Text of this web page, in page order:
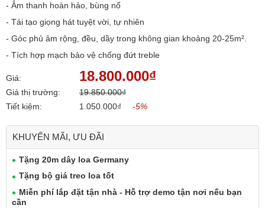
- Âm thanh hoàn hảo, bùng nổ
- Tái tạo giọng hát tuyệt vời, tự nhiên
- Góc phủ âm rộng, đều, dầy trong không gian khoảng 20-25m².
- Tích hợp mạch bảo vệ chống đứt treble
Giá: 18.800.000₫
Giá thị trường:
19.850.000₫
Tiết kiệm:
1.050.000₫ -5%
KHUYẾN MÃI, ƯU ĐÃI
Tặng 20m dây loa Germany
Tặng bộ giá treo loa tốt
Miễn phí lắp đặt tận nhà - Hỗ trợ demo tận nơi nếu bạn
cần